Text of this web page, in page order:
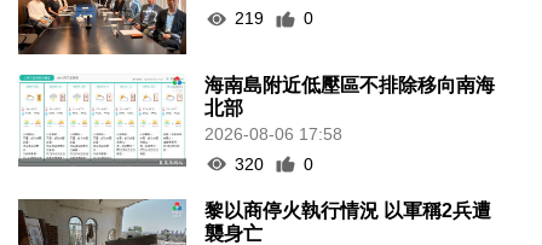
219
0
海南島附近低壓區不排除移向南海
北部
2026-08-06 17:58
320
0
黎以商停火執行情況 以軍稱2兵遭
襲身亡